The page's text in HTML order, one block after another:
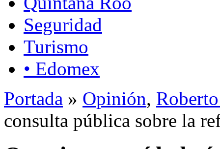
Seguridad
Turismo
• Edomex
Portada » Opinión,
consulta pública sobre la